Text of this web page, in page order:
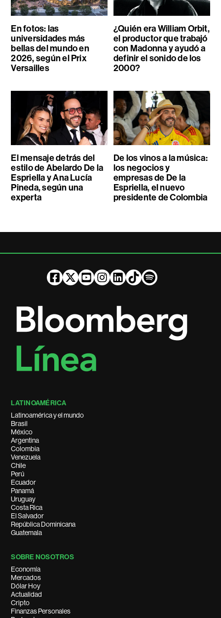
En fotos: las
universidades más
bellas del mundo en
2026, según el Prix
Versailles
¿Quién era William Orbit,
el productor que trabajó
con Madonna y ayudó a
definir el sonido de los
2000?
El mensaje detrás del
estilo de Abelardo De la
Espriella y Ana Lucía
Pineda, según una
experta
De los vinos a la música:
los negocios y
empresas de De la
Espriella, el nuevo
presidente de Colombia
LATINOAMÉRICA
Latinoamérica y el mundo
Brasil
México
Argentina
Colombia
Venezuela
Chile
Perú
Ecuador
Panamá
Uruguay
Costa Rica
El Salvador
República Dominicana
Guatemala
SOBRE NOSOTROS
Economía
Mercados
Dólar Hoy
Actualidad
Cripto
Finanzas Personales